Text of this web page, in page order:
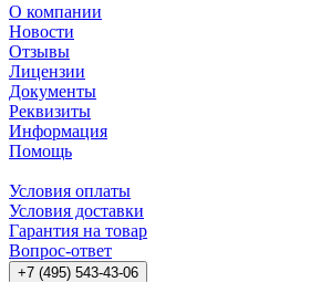
О компании
Новости
Отзывы
Лицензии
Документы
Реквизиты
Информация
Помощь
Условия оплаты
Условия доставки
Гарантия на товар
Вопрос-ответ
+7 (495) 543-43-06